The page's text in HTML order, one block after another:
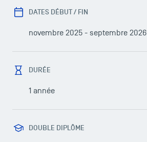
DATES DÉBUT / FIN
novembre 2025 - septembre 2026
DURÉE
1 année
DOUBLE DIPLÔME